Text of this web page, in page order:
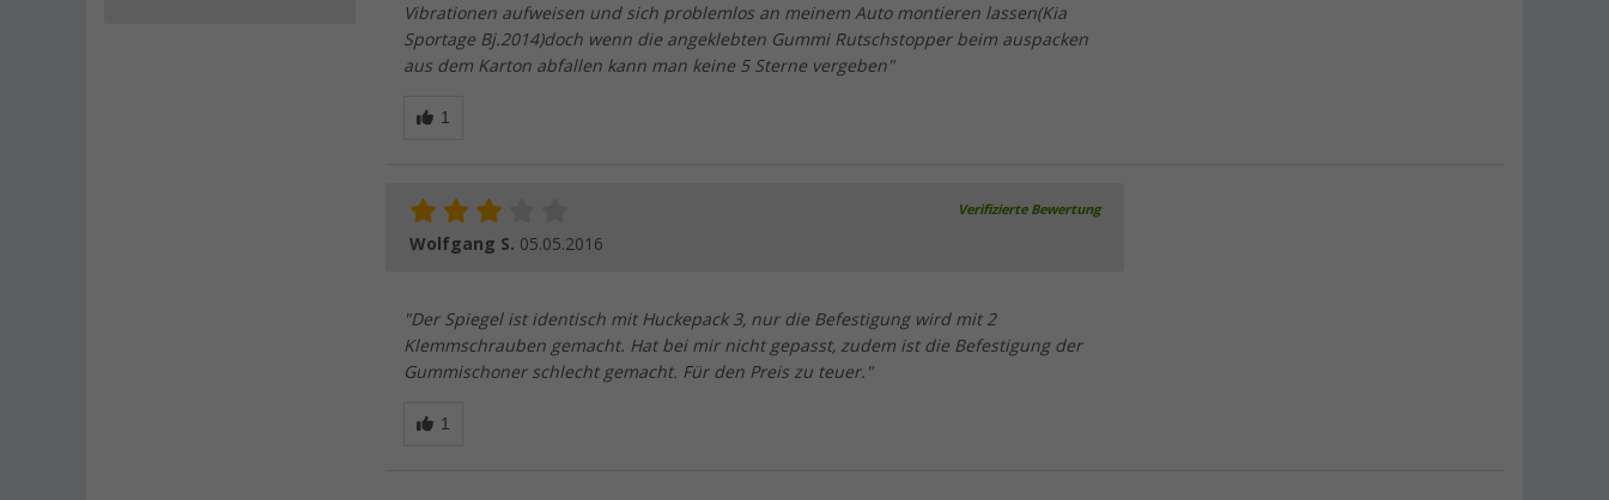
Vibrationen aufweisen und sich problemlos an meinem Auto montieren lassen(Kia
Sportage Bj.2014)doch wenn die angeklebten Gummi Rutschstopper beim auspacken
aus dem Karton abfallen kann man keine 5 Sterne vergeben"
Verifizierte Bewertung
Wolfgang S. 05.05.2016
"Der Spiegel ist identisch mit Huckepack 3, nur die Befestigung wird mit 2
Klemmschrauben gemacht. Hat bei mir nicht gepasst, zudem ist die Befestigung der
Gummischoner schlecht gemacht. Für den Preis zu teuer."